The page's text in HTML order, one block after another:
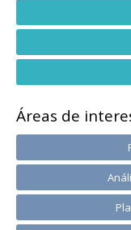
Áreas de